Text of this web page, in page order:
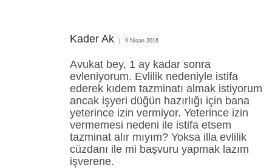
Kader Ak 9 Nisan 2016
Avukat bey, 1 ay kadar sonra
evleniyorum. Evlilik nedeniyle istifa
ederek kıdem tazminatı almak istiyorum
ancak işyeri düğün hazırlığı için bana
yeterince izin vermiyor. Yeterince izin
vermemesi nedeni ile istifa etsem
tazminat alır mıyım? Yoksa illa evlilik
cüzdanı ile mi başvuru yapmak lazım
işverene.